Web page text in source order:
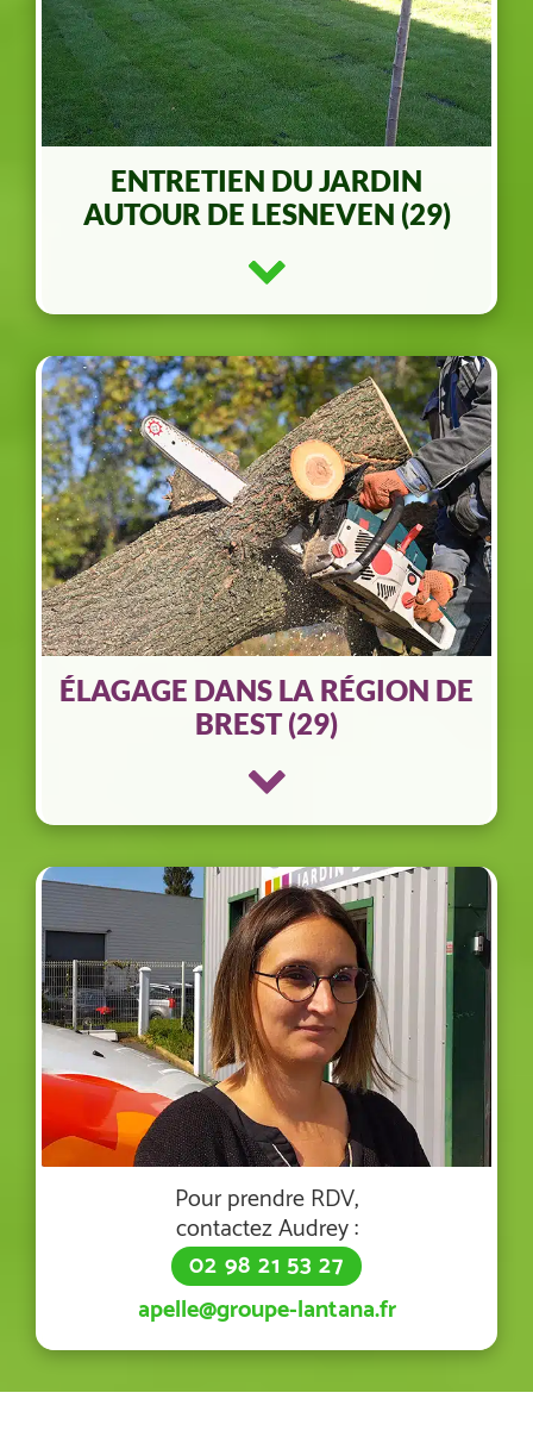
ENTRETIEN DU JARDIN
AUTOUR DE LESNEVEN (29)
ÉLAGAGE DANS LA RÉGION DE
BREST (29)
Pour prendre RDV,
contactez Audrey :
02 98 21 53 27
apelle@groupe-lantana.fr